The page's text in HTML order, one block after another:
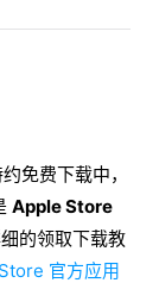
免费下载中，
Apple Store
的领取下载教
官方应用